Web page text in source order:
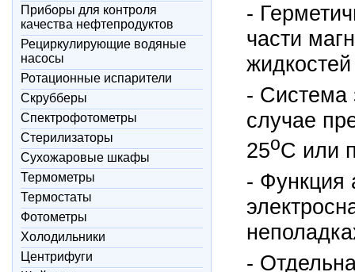
Приборы для контроля
качества нефтепродуктов
Рециркулирующие водяные
насосы
Ротационные испарители
Скрубберы
Спектрофотометры
Стерилизаторы
Сухожаровые шкафы
Термометры
Термостаты
Фотометры
Холодильники
Центрифуги
-
части
жидкостей
- Система
случае
25oС или
- Функция
-